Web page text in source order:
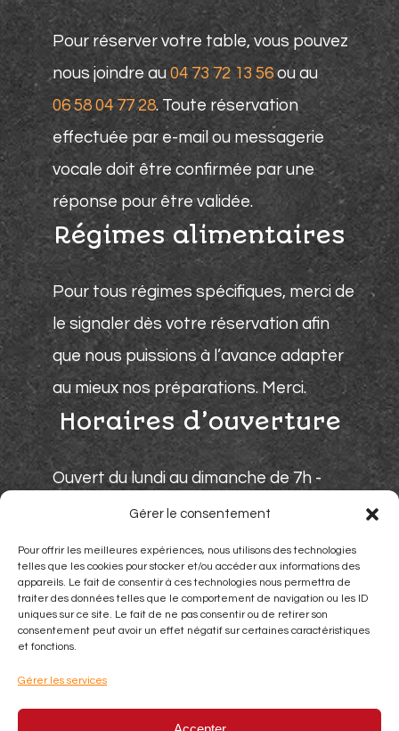
Gérer le consentement
Pour offrir les meilleures expériences, nous utilisons des technologies
telles que les cookies pour stocker et/ou accéder aux informations des
appareils. Le fait de consentir à ces technologies nous permettra de
traiter des données telles que le comportement de navigation ou les ID
uniques sur ce site. Le fait de ne pas consentir ou de retirer son
consentement peut avoir un effet négatif sur certaines caractéristiques
et fonctions.
Gérer les services
Pour réserver votre table, vous pouvez
nous joindre au 04 73 72 13 56ou au
06 58 04 77 28. Toute réservation
effectuée par e-mail ou messagerie
vocale doit être confirmée par une
réponse pour être validée.
Régimes alimentaires
Pour tous régimes spécifiques, merci de
le signaler dès votre réservation afin
que nous puissions à l’avance adapter
au mieux nos préparations. Merci.
Horaires d’ouverture
Ouvert du lundi au dimanche de 7h -
15h. Fermé le samedi et les soirs.
Moyens de paiement
Espèces